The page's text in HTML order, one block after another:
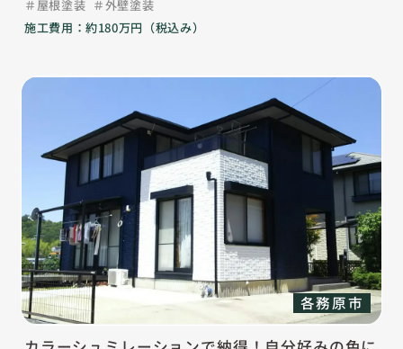
屋根塗装
外壁塗装
施工費用：約180万円（税込み）
各務原市